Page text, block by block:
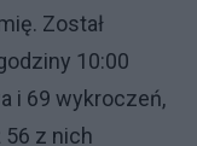
Został
10:00
i 69 wykroczeń,
z nich